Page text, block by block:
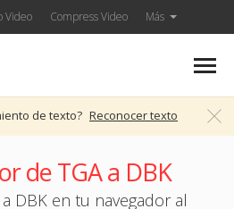
Video Compress Video Más
de texto? Reconocer texto
de TGA a DBK
DBK en tu navegador al